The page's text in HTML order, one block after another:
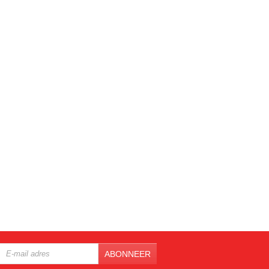
ABONNEER